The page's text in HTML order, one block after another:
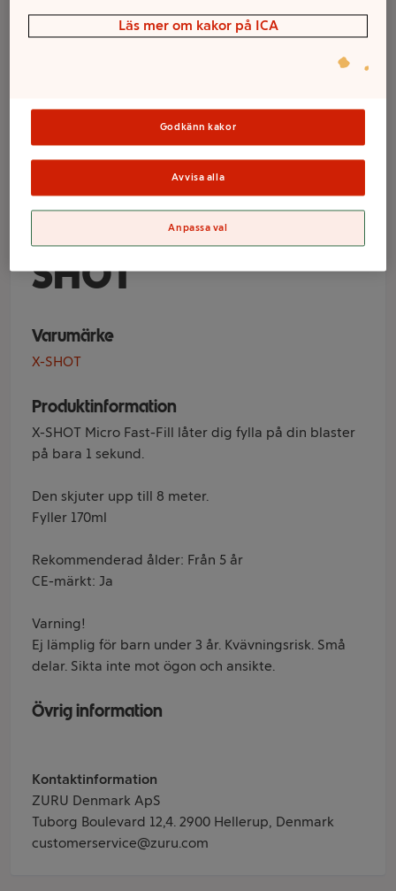
Vattenpistol Micro
Fast Fill 2p X-
SHOT
Varumärke
X-SHOT
Produktinformation
X-SHOT Micro Fast-Fill låter dig fylla på din blaster
på bara 1 sekund.
Den skjuter upp till 8 meter.
Fyller 170ml
Rekommenderad ålder: Från 5 år
CE-märkt: Ja
Varning!
Ej lämplig för barn under 3 år. Kvävningsrisk. Små
delar. Sikta inte mot ögon och ansikte.
Övrig information
Kontaktinformation
ZURU Denmark ApS
Tuborg Boulevard 12,4. 2900 Hellerup, Denmark
customerservice@zuru.com
Läs mer om kakor på ICA
Godkänn kakor
Avvisa alla
Anpassa val